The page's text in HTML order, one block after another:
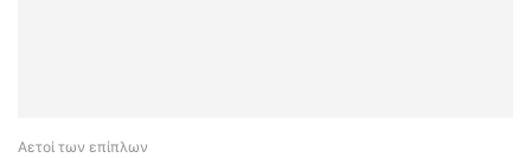
Αετοί των επίπλων